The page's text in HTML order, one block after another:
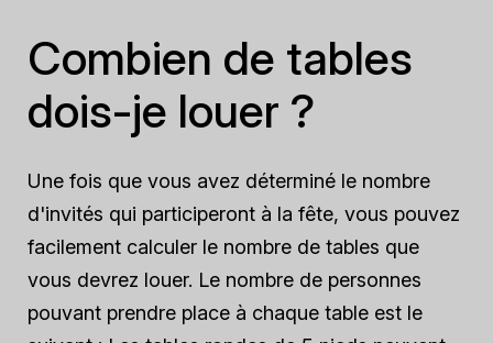
Combien de tables
dois-je louer ?
Une fois que vous avez déterminé le nombre
d'invités qui participeront à la fête, vous pouvez
facilement calculer le nombre de tables que
vous devrez louer. Le nombre de personnes
pouvant prendre place à chaque table est le